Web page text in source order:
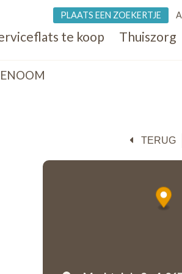
te koop Thuiszorg
PLAATS EEN ZOEKERTJE
TERUG